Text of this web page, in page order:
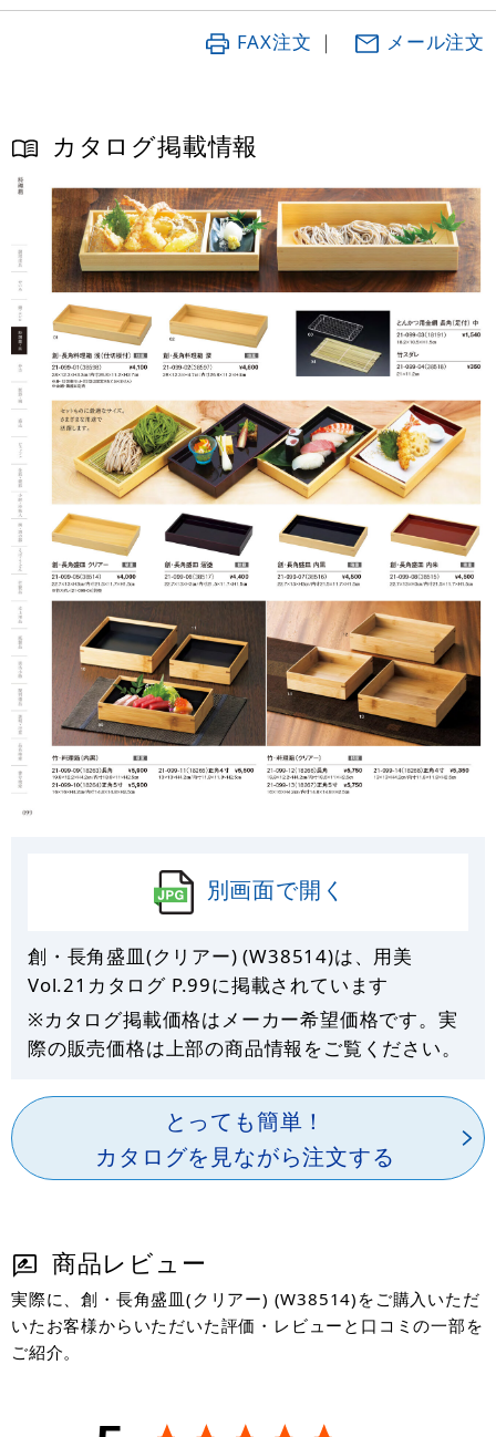
FAX注文 ｜ メール注文
カタログ掲載情報
別画面で開く
創・長角盛皿(クリアー) (W38514)は、用美
Vol.21カタログ P.99に掲載されています
※カタログ掲載価格はメーカー希望価格です。実
際の販売価格は上部の商品情報をご覧ください。
とっても簡単！
カタログを見ながら注文する
商品レビュー
実際に、創・長角盛皿(クリアー) (W38514)をご購入いただ
いたお客様からいただいた評価・レビューと口コミの一部を
ご紹介。